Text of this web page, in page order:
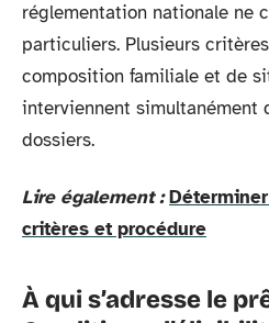
réglementation nationale ne
particuliers. Plusieurs
composition familiale et de
interviennent simultanément
dossiers.
Lire également :
critères et procédure
À qui s’adresse le